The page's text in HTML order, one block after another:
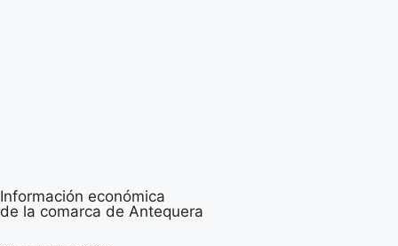
Información económica
de la comarca de Antequera